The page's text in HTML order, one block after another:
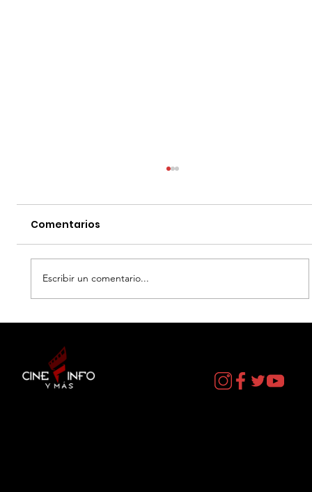
CURIOSOS por LIZ GIL
Comentarios
Escribir un comentario...